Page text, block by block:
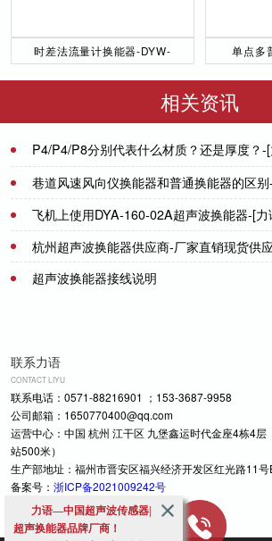
时差法流量计换能器-DYW-
单点多
相关资讯
P4/P4/P8分别代表什么材质？还是厚度？-
巷道风速风向仪换能器和普通换能器的区
声]
飞机上使用DYA-160-02A超声波换能器-[力
杭州超声波换能器供应商-厂家直销现货供
超声波换能器接线说明
联系力语
CONTACT LIYU
联系电话：0571-88216901 ；153-3687-9958
公司邮箱：1650770400@qq.com
运营中心：中国 杭州 江干区 九堡鑫运时代金座4栋4层
站500米）
生产部地址：福州市晋安区福兴经济开发区红光路11号
备案号： 浙ICP备2021009242号
力语—中国超声波传感器|
超声换能器品牌厂商！